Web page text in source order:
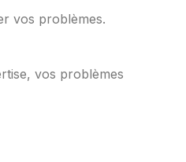
vos problèmes.
vos problèmes